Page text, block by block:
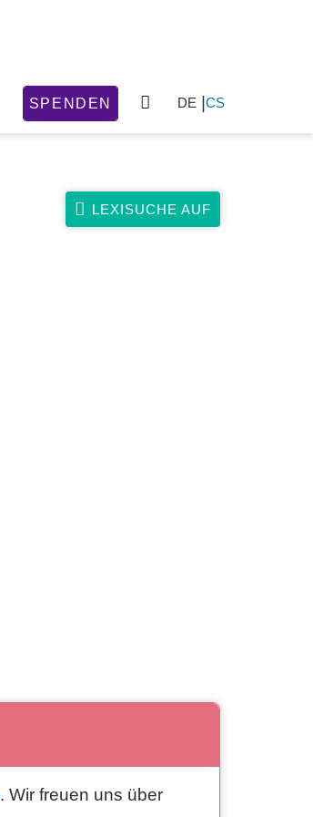
SPENDEN DE CS
. Wir freuen uns über